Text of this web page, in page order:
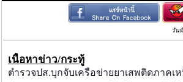
วัน
เนื้อหาข่าว/กระทู้
ตำรวจปส.บุกจับเครือข่ายยาเสพติดภาคเ